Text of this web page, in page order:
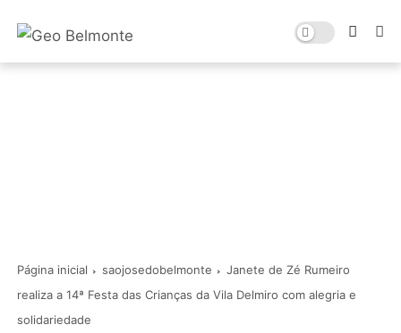
Página inicial saojosedobelmonte
Janete de Zé Rumeiro
realiza a 14ª Festa das Crianças da Vila Delmiro com alegria e
solidariedade